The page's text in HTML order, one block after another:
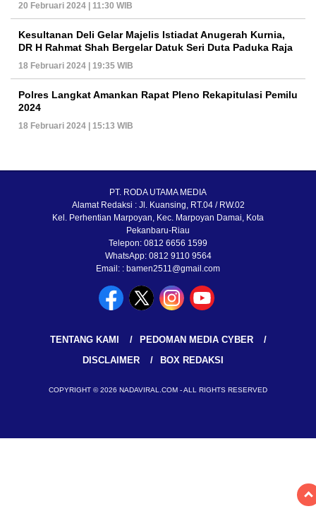
20 Februari 2024 | 11:30 WIB
Kesultanan Deli Gelar Majelis Istiadat Anugerah Kurnia,
DR H Rahmat Shah Bergelar Datuk Seri Duta Paduka Raja
18 Februari 2024 | 19:35 WIB
Polres Langkat Amankan Rapat Pleno Rekapitulasi Pemilu
2024
18 Februari 2024 | 15:13 WIB
PT. RODA UTAMA MEDIA
Alamat Redaksi : Jl. Kuansing, RT.04 / RW.02
Kel. Perhentian Marpoyan, Kec. Marpoyan Damai, Kota
Pekanbaru-Riau
Telepon: 0812 6656 1599
WhatsApp: 0812 9110 9564
Email: : bamen2511@gmail.com
TENTANG KAMI
PEDOMAN MEDIA CYBER
DISCLAIMER
BOX REDAKSI
COPYRIGHT © 2026 NADAVIRAL.COM - ALL RIGHTS RESERVED